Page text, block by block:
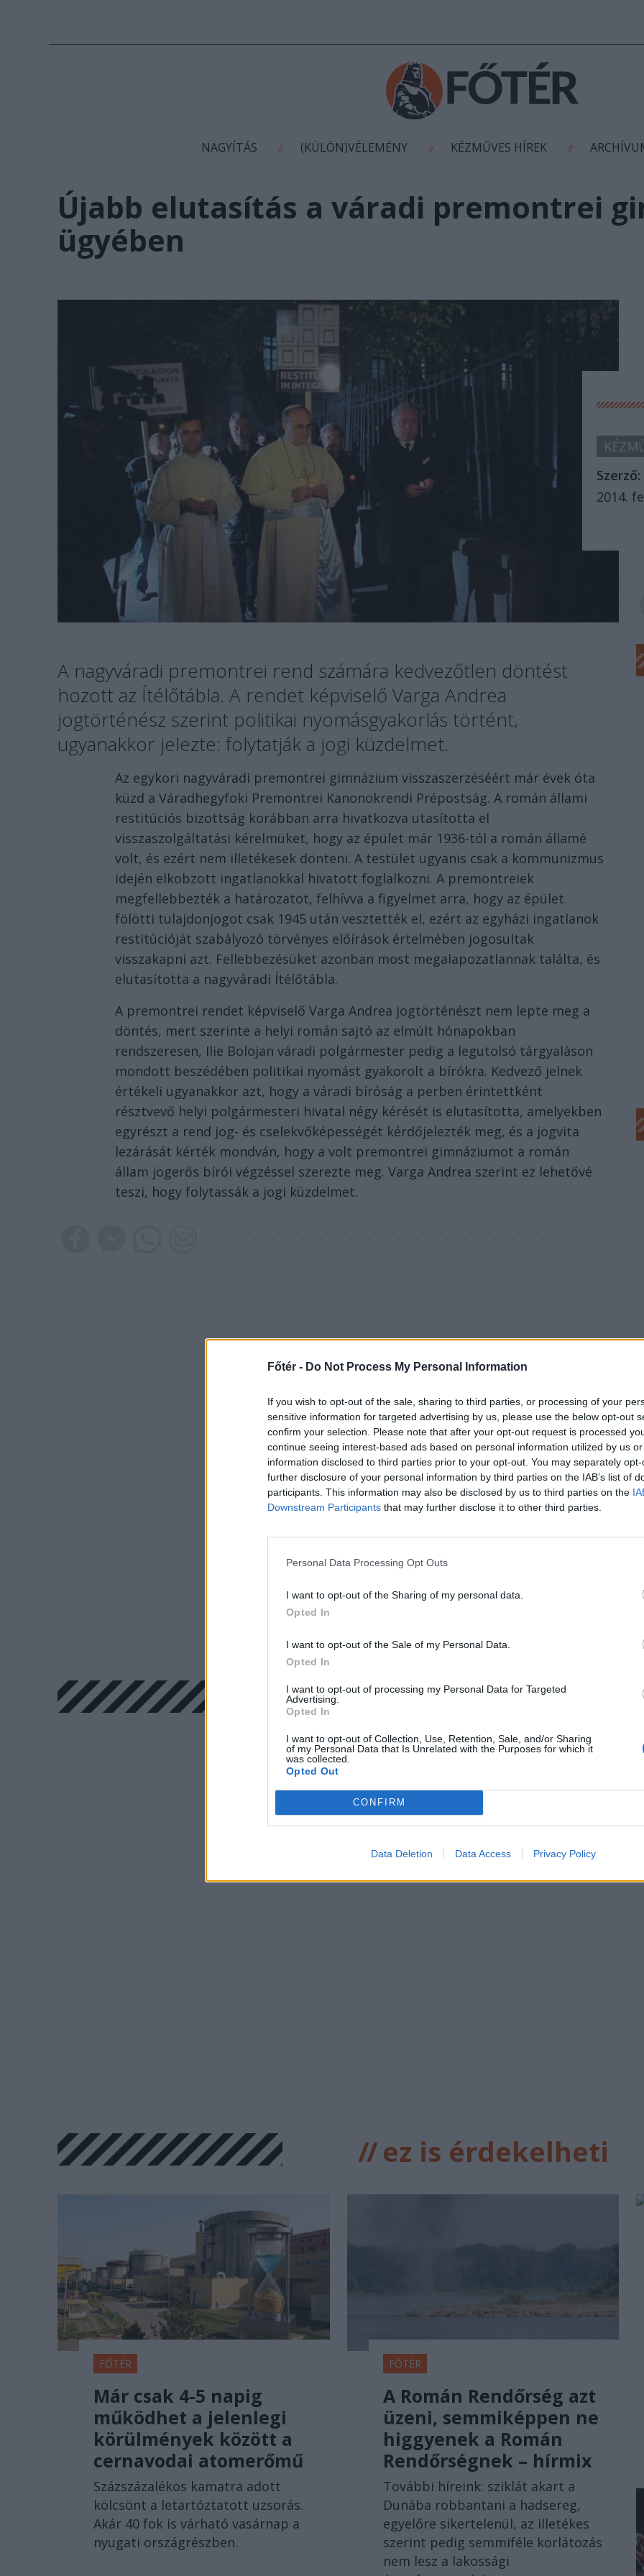
Főtér - Do Not Process My Personal Information
If you wish to opt-out of the sale, sharing to third parties, or processing of your
sensitive information for targeted advertising by us, please use the below opt-out
confirm your selection. Please note that after your opt-out request is processed
continue seeing interest-based ads based on personal information utilized by us
information disclosed to third parties prior to your opt-out. You may separately
further disclosure of your personal information by third parties on the IAB’s list of
participants. This information may also be disclosed by us to third parties on the
Downstream Participants that may further disclose it to other third parties.
Personal Data Processing Opt Outs
I want to opt-out of the Sharing of my personal data.
Opted In
I want to opt-out of the Sale of my Personal Data.
Opted In
I want to opt-out of processing my Personal Data for Targeted
Advertising.
Opted In
I want to opt-out of Collection, Use, Retention, Sale, and/or Sharing
of my Personal Data that Is Unrelated with the Purposes for which it
was collected.
Opted Out
CONFIRM
Data Deletion Data Access Privacy Policy
NAGYÍTÁS // (KÜLÖN)VÉLEMÉNY // KÉZMŰVES HÍREK //
Újabb elutasítás a váradi premontrei
ügyében
Szerző:
2014.
A nagyváradi premontrei rend számára kedvezőtlen döntést
hozott az Ítélőtábla. A rendet képviselő Varga Andrea
jogtörténész szerint politikai nyomásgyakorlás történt,
ugyanakkor jelezte: folytatják a jogi küzdelmet.
Az egykori nagyváradi premontrei gimnázium visszaszerzéséért már évek óta
küzd a Váradhegyfoki Premontrei Kanonokrendi Prépostság. A román állami
restitúciós bizottság korábban arra hivatkozva utasította el
visszaszolgáltatási kérelmüket, hogy az épület már 1936-tól a román államé
volt, és ezért nem illetékesek dönteni. A testület ugyanis csak a kommunizmus
idején elkobzott ingatlanokkal hivatott foglalkozni. A premontreiek
megfellebbezték a határozatot, felhívva a figyelmet arra, hogy az épület
fölötti tulajdonjogot csak 1945 után vesztették el, ezért az egyházi ingatlanok
restitúcióját szabályozó törvényes előírások értelmében jogosultak
visszakapni azt. Fellebbezésüket azonban most megalapozatlannak találta, és
elutasította a nagyváradi Ítélőtábla.
A premontrei rendet képviselő Varga Andrea jogtörténészt nem lepte meg a
döntés, mert szerinte a helyi román sajtó az elmúlt hónapokban
rendszeresen, Ilie Bolojan váradi polgármester pedig a legutolsó tárgyaláson
mondott beszédében politikai nyomást gyakorolt a bírókra. Kedvező jelnek
értékeli ugyanakkor azt, hogy a váradi bíróság a perben érintettként
résztvevő helyi polgármesteri hivatal négy kérését is elutasította, amelyekben
egyrészt a rend jog- és cselekvőképességét kérdőjelezték meg, és a jogvita
lezárását kérték mondván, hogy a volt premontrei gimnáziumot a román
állam jogerős bírói végzéssel szerezte meg. Varga Andrea szerint ez lehetővé
teszi, hogy folytassák a jogi küzdelmet.
//ez is érdekelheti
FŐTÉR
Már csak 4-5 napig
működhet a jelenlegi
körülmények között a
cernavodai atomerőmű
Százszázalékos kamatra adott
kölcsönt a letartóztatott uzsorás.
Akár 40 fok is várható vasárnap a
nyugati országrészben.
FŐTÉR
A Román Rendőrség azt
üzeni, semmiképpen ne
higgyenek a Román
Rendőrségnek – hírmix
További híreink: sziklát akart a
Dunába robbantani a hadsereg,
egyelőre sikertelenül, az illetékes
szerint pedig semmiféle korlátozás
nem lesz a lakossági